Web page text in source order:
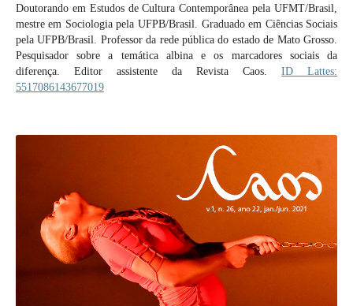
Doutorando em Estudos de Cultura Contemporânea pela UFMT/Brasil,
mestre em Sociologia pela UFPB/Brasil. Graduado em Ciências Sociais
pela UFPB/Brasil. Professor da rede pública do estado de Mato Grosso.
Pesquisador sobre a temática albina e os marcadores sociais da
diferença. Editor assistente da Revista Caos.ID Lattes:
5517086143677019